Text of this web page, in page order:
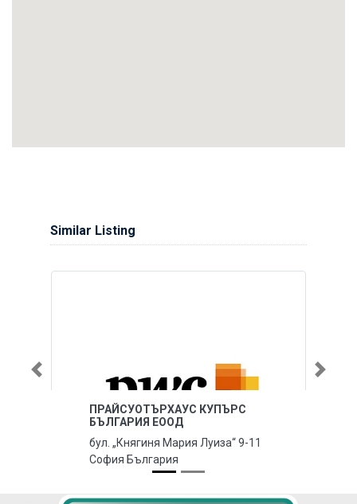
Similar Listing
ПРАЙСУОТЪРХАУС КУПЪРС
БЪЛГАРИЯ ЕООД
бул. „Княгиня Мария Луиза“ 9-11
София България
Previous Next